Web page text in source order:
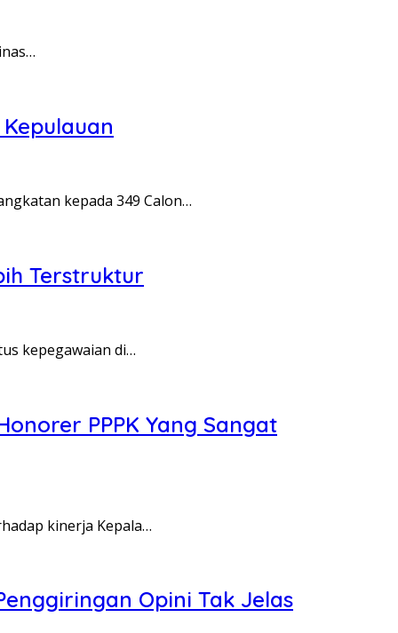
kepada 349 Calon…
Terstruktur
kepegawaian di…
PPPK Yang Sangat
kinerja Kepala…
Opini Tak Jelas